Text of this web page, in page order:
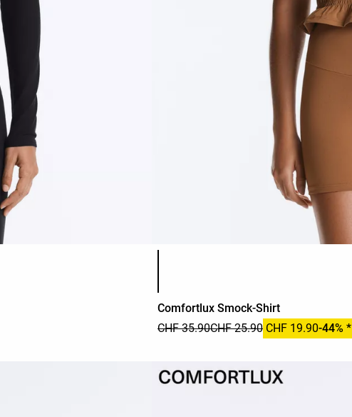
Comfortlux Smock-Shirt
CHF 35.90CHF 25.90 CHF 19.90-44% *